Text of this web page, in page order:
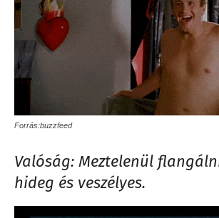
Forrás:buzzfeed
Valóság: Meztelenül
hideg és veszélyes.